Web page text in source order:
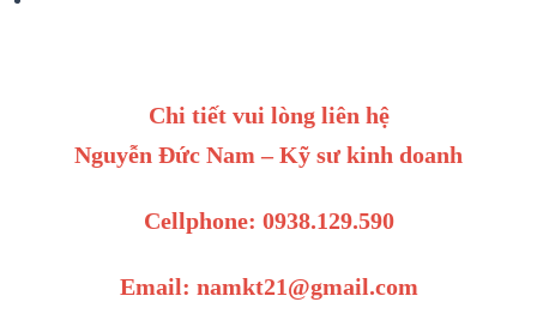
Chi tiết vui lòng liên hệ
Nguyễn Đức Nam – Kỹ sư kinh doanh
Cellphone: 0938.129.590
Email: namkt21@gmail.com